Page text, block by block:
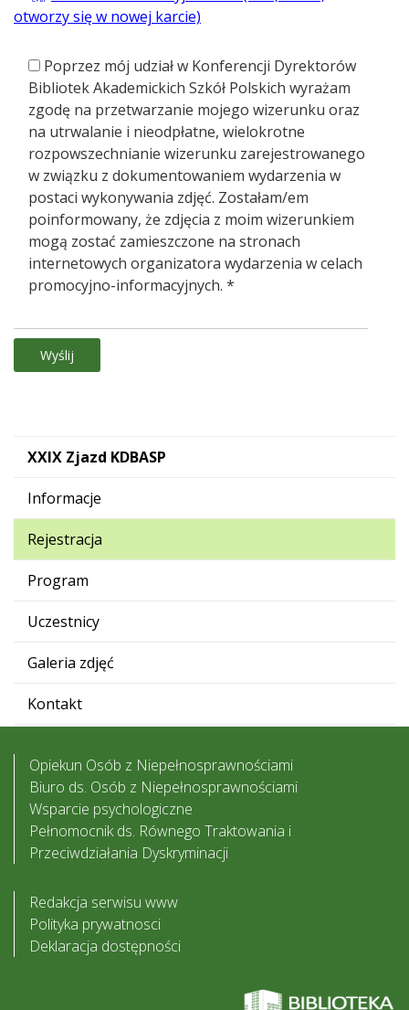
otworzy się w nowej karcie)
Poprzez mój udział w Konferencji Dyrektorów
Bibliotek Akademickich Szkół Polskich wyrażam
zgodę na przetwarzanie mojego wizerunku oraz
na utrwalanie i nieodpłatne, wielokrotne
rozpowszechnianie wizerunku zarejestrowanego
w związku z dokumentowaniem wydarzenia w
postaci wykonywania zdjęć. Zostałam/em
poinformowany, że zdjęcia z moim wizerunkiem
mogą zostać zamieszczone na stronach
internetowych organizatora wydarzenia w celach
promocyjno-informacyjnych. *
XXIX Zjazd KDBASP
Informacje
Rejestracja
Program
Uczestnicy
Galeria zdjęć
Kontakt
Opiekun Osób z Niepełnosprawnościami
Biuro ds. Osób z Niepełnosprawnościami
Wsparcie psychologiczne
Pełnomocnik ds. Równego Traktowania i
Przeciwdziałania Dyskryminacji
Redakcja serwisu www
Polityka prywatnosci
Deklaracja dostępności